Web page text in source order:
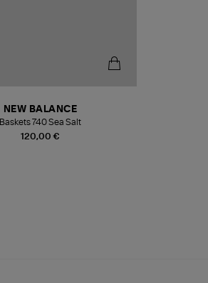
120,00 €
NEW BALANCE
Baskets 740 Sea Salt